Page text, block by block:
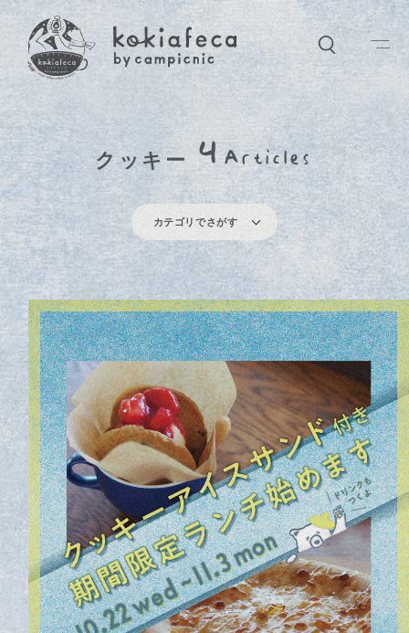
ワードでさがす
ョップなど、気になるキーワードをなんでも入れてください
カテゴリ
アイテム カフェ 音楽 ライブ ワークショップ
ポップアップ イベント ワーク オンラインショッピング
キーワード
１周年 クッキー かき氷 キャンプ セール
営業日 クリスマス 赤ちゃん 新着 インタビュー
地域
投稿日
2025年3月 2025年2月 2024年9月 2026年8月
2025年5月 2025年7月 2025年9月 2025年10月
2025年11月 2025年12月 2026年1月 2026年3月
2026年4月
クッキー 4Articles
カテゴリでさがす
ア イテム カ フェ 音 楽 ライ ブ
ワークショップ ポップアップ イベント
ワーク オンラインショッピング